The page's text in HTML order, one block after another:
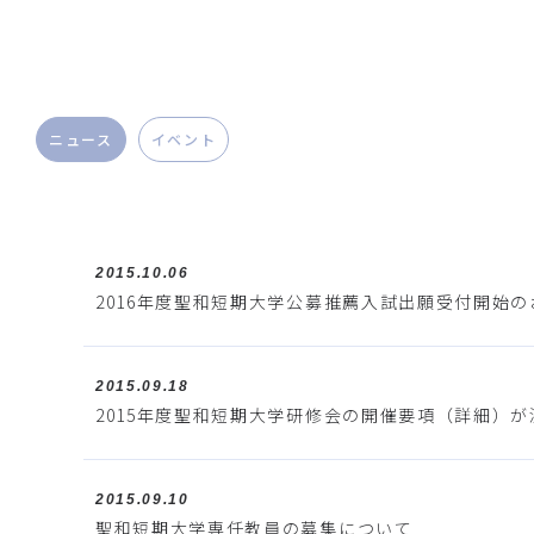
ニュース イベント
2015.10.06
2016年度聖和短期大学公募推薦入試出願受付開始の
2015.09.18
2015年度聖和短期大学研修会の開催要項（詳細）が
2015.09.10
聖和短期大学専任教員の募集について